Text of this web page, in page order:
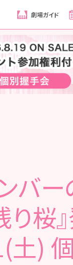
劇場ガイド
バー
り桜
土)